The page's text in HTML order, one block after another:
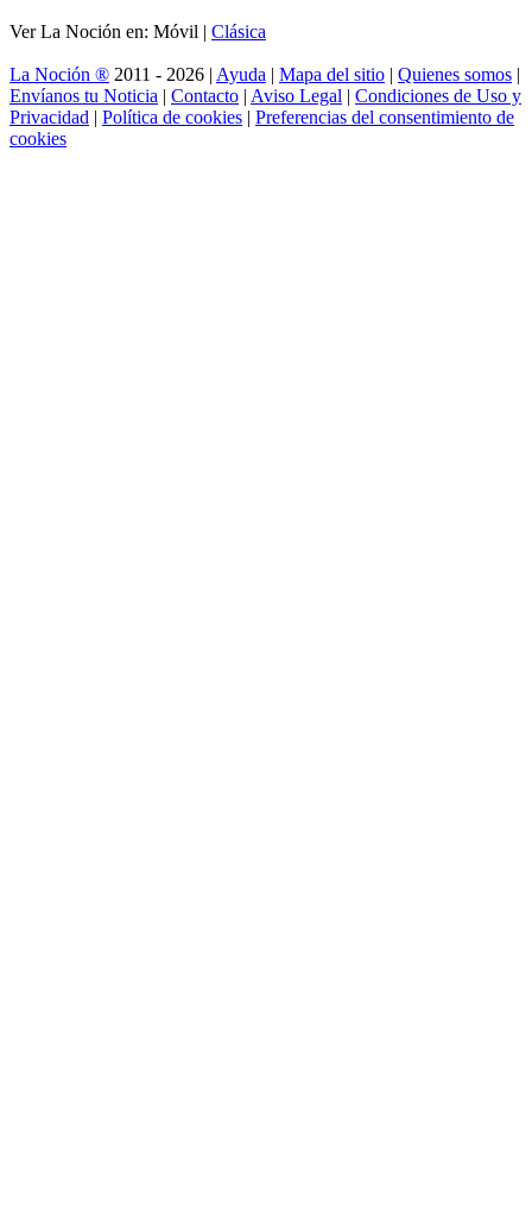
Ver La Noción en: Móvil | Clásica
La Noción ® 2011 - 2026 | Ayuda | Mapa del sitio | Quienes somos |
Envíanos tu Noticia | Contacto | Aviso Legal | Condiciones de Uso y
Privacidad | Política de cookies | Preferencias del consentimiento de
cookies